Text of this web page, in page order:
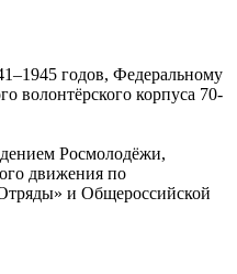
годов, Федеральному
волонтёрского корпуса 70-
Росмолодёжи,
движения по
и Общероссийской